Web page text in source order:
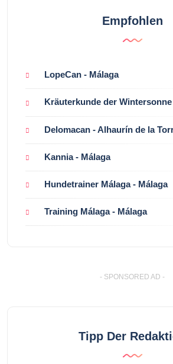
Empfohlen
LopeCan - Málaga
Kräuterkunde der Wintersonne
Delomacan - Alhaurín de la
Kannia - Málaga
Hundetrainer Málaga - Málaga
Training Málaga - Málaga
- SPONSORED AD -
Tipp Der